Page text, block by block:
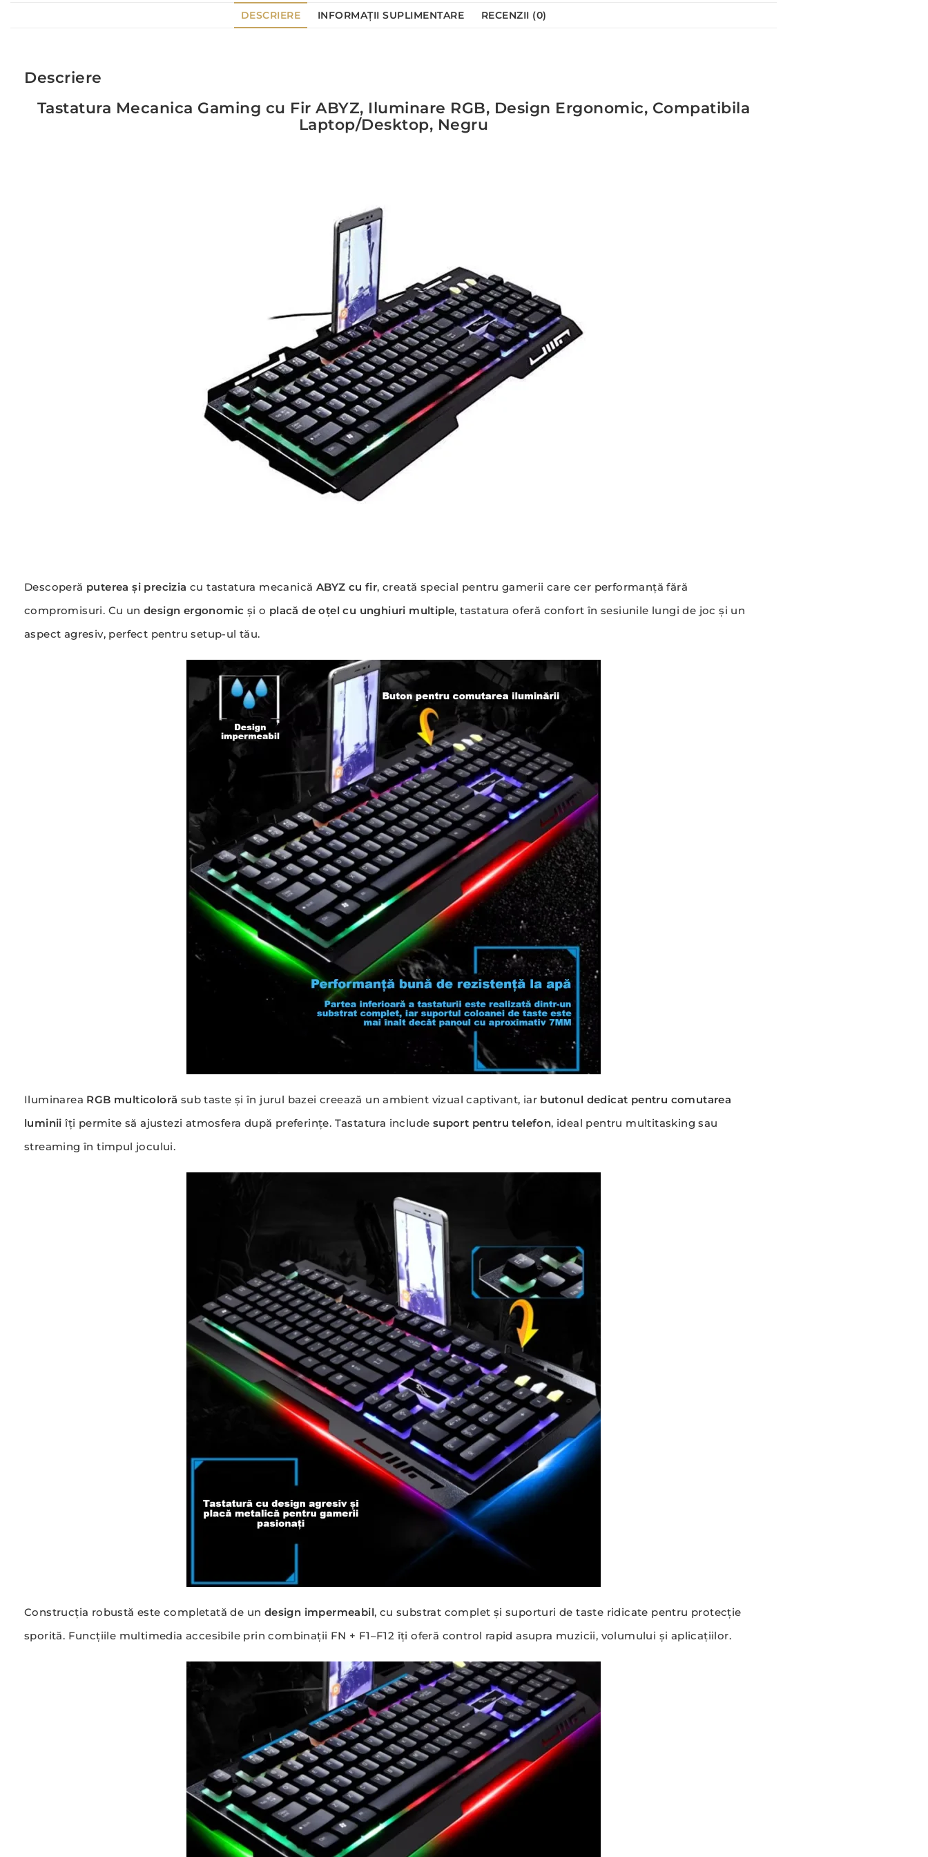
DESCRIERE INFORMAȚII SUPLIMENTARE RECENZII (0)
Descriere
Tastatura Mecanica Gaming cu Fir ABYZ, Iluminare RGB, Design Ergonomic, Compatibila
Laptop/Desktop, Negru
Descoperă puterea și precizia cu tastatura mecanică ABYZ cu fir, creată special pentru gamerii care cer performanță fără
compromisuri. Cu un design ergonomic și o placă de oțel cu unghiuri multiple, tastatura oferă confort în sesiunile lungi de joc și un
aspect agresiv, perfect pentru setup-ul tău.
Iluminarea RGB multicoloră sub taste și în jurul bazei creează un ambient vizual captivant, iar butonul dedicat pentru comutarea
luminii îți permite să ajustezi atmosfera după preferințe. Tastatura include suport pentru telefon, ideal pentru multitasking sau
streaming în timpul jocului.
Construcția robustă este completată de un design impermeabil, cu substrat complet și suporturi de taste ridicate pentru protecție
sporită. Funcțiile multimedia accesibile prin combinații FN + F1–F12 îți oferă control rapid asupra muzicii, volumului și aplicațiilor.